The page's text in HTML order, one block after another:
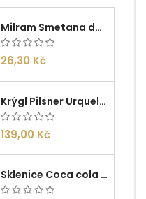
Milram Smetana do kávy Irish Cream 14g/10ks
26,30 Kč
Krýgl Pilsner Urquell 0,5l
139,00 Kč
Sklenice Coca cola 0,27l